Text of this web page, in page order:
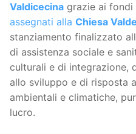
Valdicecina grazie ai fondi
assegnati alla Chiesa
stanziamento finalizzato
di assistenza sociale e
culturali e di integrazione,
allo sviluppo e di risposta
ambientali e climatiche,
lucro.